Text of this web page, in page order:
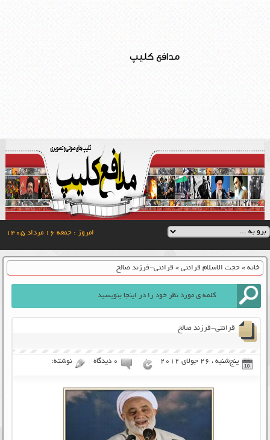
مدافع کلیپ
امروز : جمعه ۱۶ مرداد ۱۴۰۵
خانه» حجت الاسلام قرائتی» قرائتی-فرزند صالح
قرائتی-فرزند صالح
پنج‌شنبه ، 26 جولای 2012 ۰ دیدگاه نوشته: